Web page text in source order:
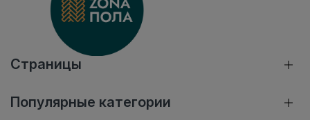
Страницы
Популярные категории